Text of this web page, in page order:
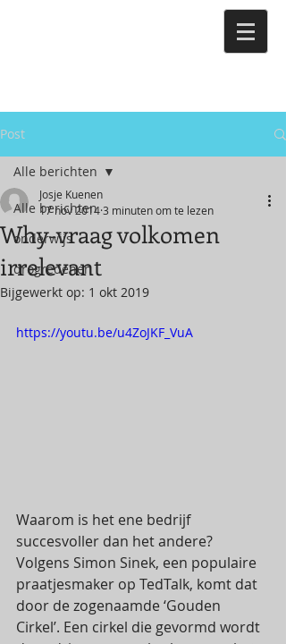
Post
Alle berichten
onderwijs
drogredenen
Alle berichten
Why-vraag volkomen
irrelevant
Josje Kuenen
17 nov 20143 minuten om te lezen
Bijgewerkt op: 1 okt 2019
https://youtu.be/u4ZoJKF_VuA
Waarom is het ene bedrijf
succesvoller dan het andere?
Volgens Simon Sinek, een populaire
praatjesmaker op TedTalk, komt dat
door de zogenaamde ‘Gouden
Cirkel’. Een cirkel die gevormd wordt